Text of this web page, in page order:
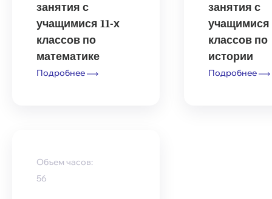
занятия с
учащимися 11-х
классов по
математике
Подробнее
занятия с
учащимися
классов по
истории
Подробнее
Объем часов:
56